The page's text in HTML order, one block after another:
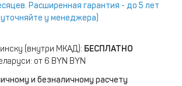
Расширенная гарантия - до 5 лет
у менеджера)
(внутри МКАД): БЕСПЛАТНО
от 6 BYN BYN
и безналичному расчету